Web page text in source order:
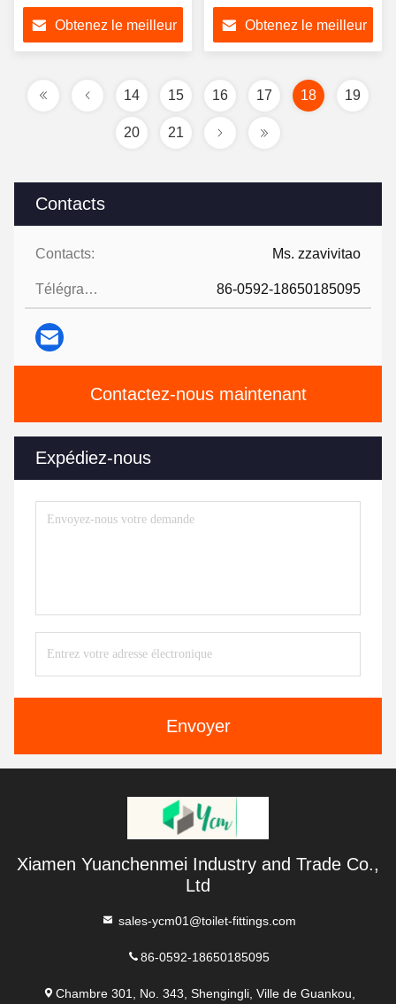
Contacts
Contacts: Ms. zzavivitao
Télégramme: 86-0592-18650185095
Contactez-nous maintenant
Expédiez-nous
Envoyer
de haute qualité pour le
remplacement de tuyaux
de salle de bain
Obtenez le meilleur
de 300 mm pour
accessoires de salle de
bain et de toilettes
Obtenez le meilleur
14 15 16 17 18 19
20 21
Xiamen Yuanchenmei Industry and Trade Co.,
Ltd
sales-ycm01@toilet-fittings.com
86-0592-18650185095
Chambre 301, No. 343, Shengingli, Ville de Guankou,